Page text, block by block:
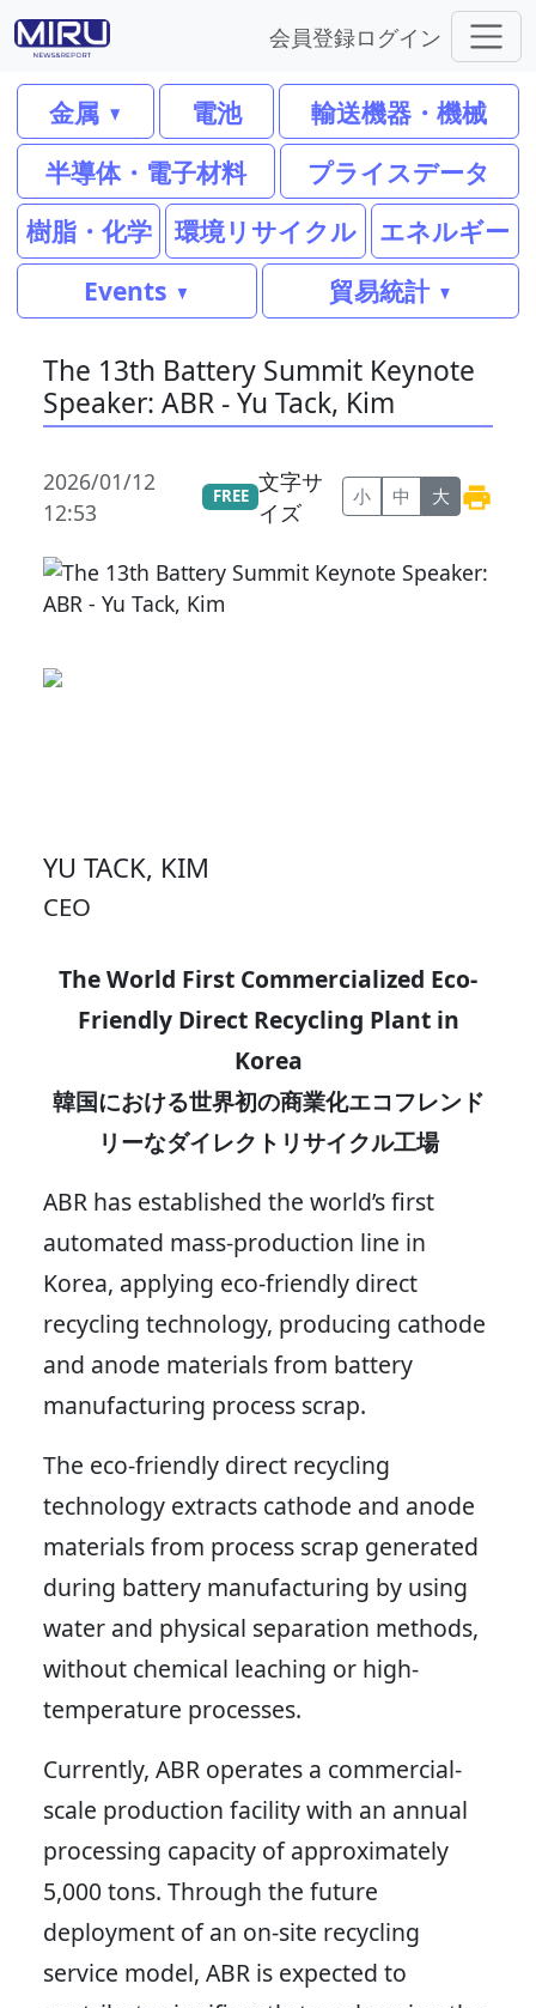
会員登録ログイン
金属 電池
輸送機器・機械
半導体・電子材料
プライスデータ
樹脂・化学
環境リサイクル
エネルギー
Events
貿易統計
The 13th Battery Summit Keynote
Speaker: ABR - Yu Tack, Kim
2026/01/12
12:53
FREE
文字サ
イズ
小 中 大
YU TACK, KIM
CEO
The World First Commercialized Eco-
Friendly Direct Recycling Plant in
Korea
韓国における世界初の商業化エコフレンド
リーなダイレクトリサイクル工場
ABR has established the world’s first
automated mass-production line in
Korea, applying eco-friendly direct
recycling technology, producing cathode
and anode materials from battery
manufacturing process scrap.
The eco-friendly direct recycling
technology extracts cathode and anode
materials from process scrap generated
during battery manufacturing by using
water and physical separation methods,
without chemical leaching or high-
temperature processes.
Currently, ABR operates a commercial-
scale production facility with an annual
processing capacity of approximately
5,000 tons. Through the future
deployment of an on-site recycling
service model, ABR is expected to